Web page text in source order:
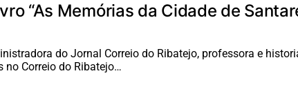
“As Memórias da Cidade de
do Jornal Correio do Ribatejo, professora e
no Correio do Ribatejo…